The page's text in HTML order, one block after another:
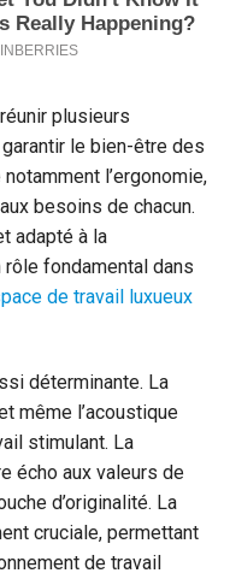
plusieurs
le bien-être des
l’ergonomie,
besoins de chacun.
adapté à la
rôle fondamental dans
de travail luxueux
déterminante. La
même l’acoustique
stimulant. La
écho aux valeurs de
d’originalité. La
cruciale, permettant
de travail